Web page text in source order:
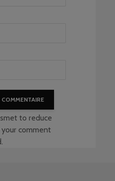
to reduce
comment
.